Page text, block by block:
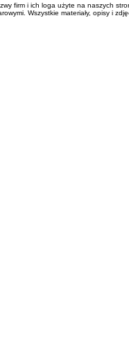
firm i ich loga użyte na naszych
Wszystkie materiały, opisy i